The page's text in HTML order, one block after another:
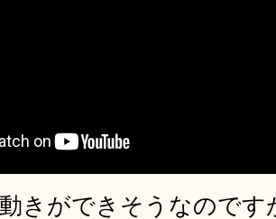
きができそうなのです